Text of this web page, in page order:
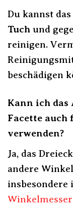
Du kannst
Tuch und
reinigen.
beschädigen
Kann ich
Facette auch
verwenden?
Ja, das
andere
Winkelmesser